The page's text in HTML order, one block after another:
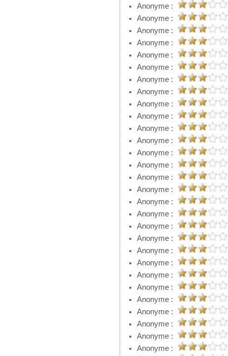
Anonyme :
Anonyme :
Anonyme :
Anonyme :
Anonyme :
Anonyme :
Anonyme :
Anonyme :
Anonyme :
Anonyme :
Anonyme :
Anonyme :
Anonyme :
Anonyme :
Anonyme :
Anonyme :
Anonyme :
Anonyme :
Anonyme :
Anonyme :
Anonyme :
Anonyme :
Anonyme :
Anonyme :
Anonyme :
Anonyme :
Anonyme :
Anonyme :
Anonyme :